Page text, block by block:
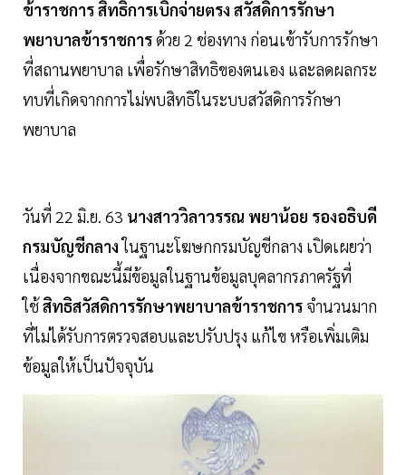
ข้าราชการ สิทธิการเบิกจ่ายตรง สวัสดิการรักษา
พยาบาลข้าราชการด้วย 2 ช่องทาง ก่อนเข้ารับการรักษา
ที่สถานพยาบาล เพื่อรักษาสิทธิของตนเอง และลดผลกระ
ทบที่เกิดจากการไม่พบสิทธิในระบบสวัสดิการรักษา
พยาบาล
วันที่ 22 มิ.ย. 63 นางสาววิลาวรรณ พยาน้อย รองอธิบดี
กรมบัญชีกลางในฐานะโฆษกกรมบัญชีกลาง เปิดเผยว่า
เนื่องจากขณะนี้มีข้อมูลในฐานข้อมูลบุคลากรภาครัฐที่
ใช้สิทธิสวัสดิการรักษาพยาบาลข้าราชการ จำนวนมาก
ที่ไม่ได้รับการตรวจสอบและปรับปรุง แก้ไข หรือเพิ่มเติม
ข้อมูลให้เป็นปัจจุบัน